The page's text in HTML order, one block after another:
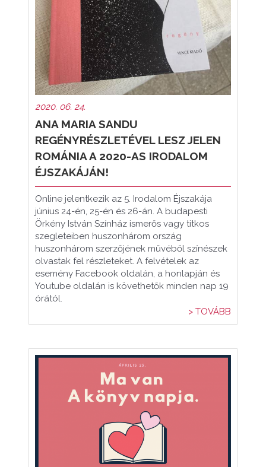
2020. 06. 24.
ANA MARIA SANDU
REGÉNYRÉSZLETÉVEL LESZ JELEN
ROMÁNIA A 2020-AS IRODALOM
ÉJSZAKÁJÁN!
Online jelentkezik az 5. Irodalom Éjszakája
június 24-én, 25-én és 26-án. A budapesti
Örkény István Színház ismerős vagy titkos
szegleteiben huszonhárom ország
huszonhárom szerzőjének művéből színészek
olvastak fel részleteket. A felvételek az
esemény Facebook oldalán, a honlapján és
Youtube oldalán is követhetők minden nap 19
órától.
> TOVÁBB